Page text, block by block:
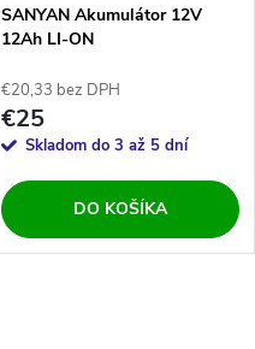
SANYAN Akumulátor 12V
12Ah LI-ON
€20,33 bez DPH
€25
Skladom do 3 až 5 dní
DO KOŠÍKA